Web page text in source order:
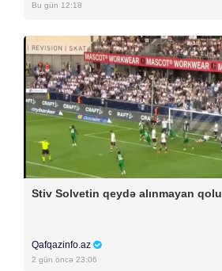
Bu gün 12:18
Stiv Solvetin qeydə alınmayan qolu
Qafqazinfo.az
2 gün öncə 23:06